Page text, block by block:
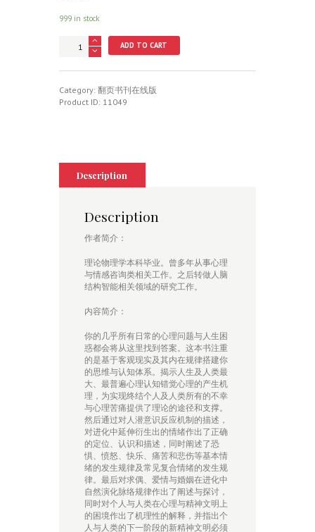
999 in stock
明
纪
ADD TO CART
Category: 翻页书刊在线版
Product ID: 11049
Description
Description
作者简介：
理论物理学本科毕业。曾多年从事心理
与情感咨询类相关工作。之后转做人脑
结构智能相关领域的研究工作。
内容简介：
你的几乎所有日常的心理问题与人生困
惑都会将从这里找到答案。这本书注重
的是基于客观现实及其内在规律搭建你
的思维与认知体系。揭示人生及人类最
大、最普遍心理认知错觉心理的产生机
理，为实现终结个人及人类所有的不幸
与心理苦痛提供了理论的途径和支撑。
然后通过对人潜意识反应机制的描述，
对进化中延伸衍生出的情绪作出了正确
的定位、认识和描述，同时阐述了恐
惧、愤怒、快乐、痛苦和悲伤等基本情
绪的发生规律及常见复合情绪的发生规
律。最后对求偶、爱情与婚姻在进化中
自然演化脉络规律作出了阐述与探讨，
同时对个人与人类在心理与精神文明上
的困境作出了机理性的解释，并指出个
人与人类的下一阶段的新精神文明必须